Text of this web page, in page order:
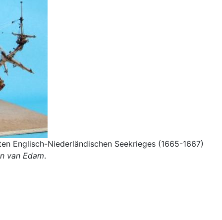
Englisch-Niederländischen Seekrieges (1665-1667)
van Edam.